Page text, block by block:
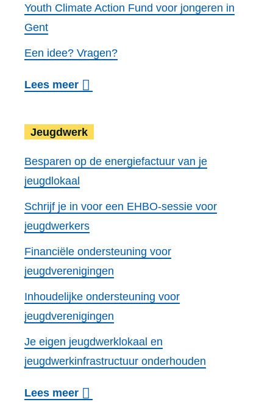
h
o
o
G
e
n
Youth Climate Action Fund voor jongeren in
Gent
Een idee? Vragen?
Lees meero
e
r
J
r
e
n
Jeugdwerk
Besparen op de energiefactuur van je
jeugdlokaal
Schrijf je in voor een EHBO-sessie voor
jeugdwerkers
Financiële ondersteuning voor
jeugdverenigingen
Inhoudelijke ondersteuning voor
jeugdverenigingen
Je eigen jeugdwerklokaal en
jeugdwerkinfrastructuur onderhouden
Lees meero